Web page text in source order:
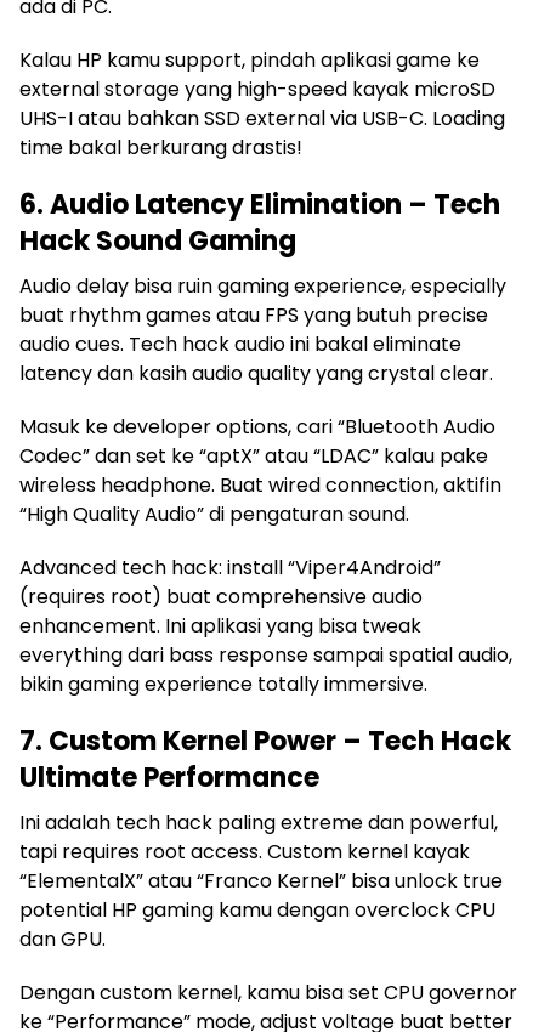
ada di PC.
Kalau HP kamu support, pindah aplikasi game ke
external storage yang high-speed kayak microSD
UHS-I atau bahkan SSD external via USB-C. Loading
time bakal berkurang drastis!
6. Audio Latency Elimination – Tech
Hack Sound Gaming
Audio delay bisa ruin gaming experience, especially
buat rhythm games atau FPS yang butuh precise
audio cues. Tech hack audio ini bakal eliminate
latency dan kasih audio quality yang crystal clear.
Masuk ke developer options, cari “Bluetooth Audio
Codec” dan set ke “aptX” atau “LDAC” kalau pake
wireless headphone. Buat wired connection, aktifin
“High Quality Audio” di pengaturan sound.
Advanced tech hack: install “Viper4Android”
(requires root) buat comprehensive audio
enhancement. Ini aplikasi yang bisa tweak
everything dari bass response sampai spatial audio,
bikin gaming experience totally immersive.
7. Custom Kernel Power – Tech Hack
Ultimate Performance
Ini adalah tech hack paling extreme dan powerful,
tapi requires root access. Custom kernel kayak
“ElementalX” atau “Franco Kernel” bisa unlock true
potential HP gaming kamu dengan overclock CPU
dan GPU.
Dengan custom kernel, kamu bisa set CPU governor
ke “Performance” mode, adjust voltage buat better